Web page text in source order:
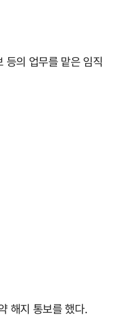
의 업무를 맡은 임직
해지 통보를 했다.